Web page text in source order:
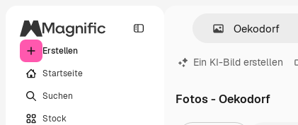
Erstellen
Startseite
Suchen
Stock
Ein KI-Bild erstellen
Fotos - Oekodorf